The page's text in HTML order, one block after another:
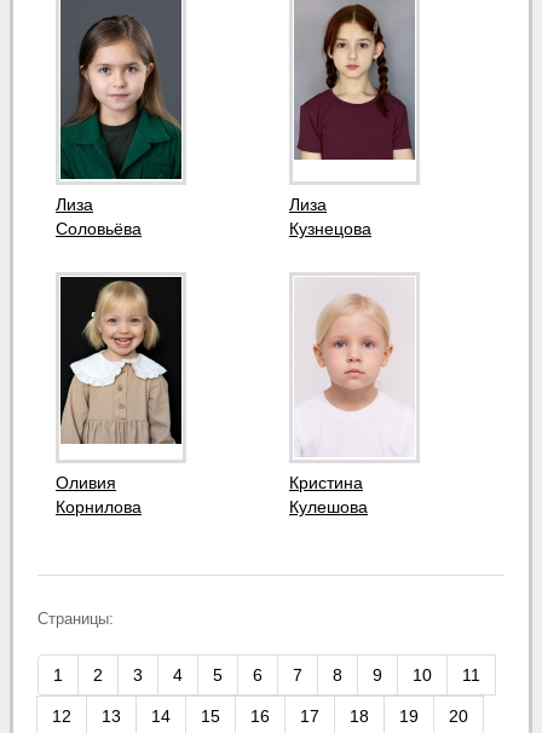
Лиза
Соловьёва
Лиза
Кузнецова
Оливия
Корнилова
Кристина
Кулешова
Страницы:
1 2 3 4 5 6 7 8 9 10 11
12 13 14 15 16 17 18 19 20